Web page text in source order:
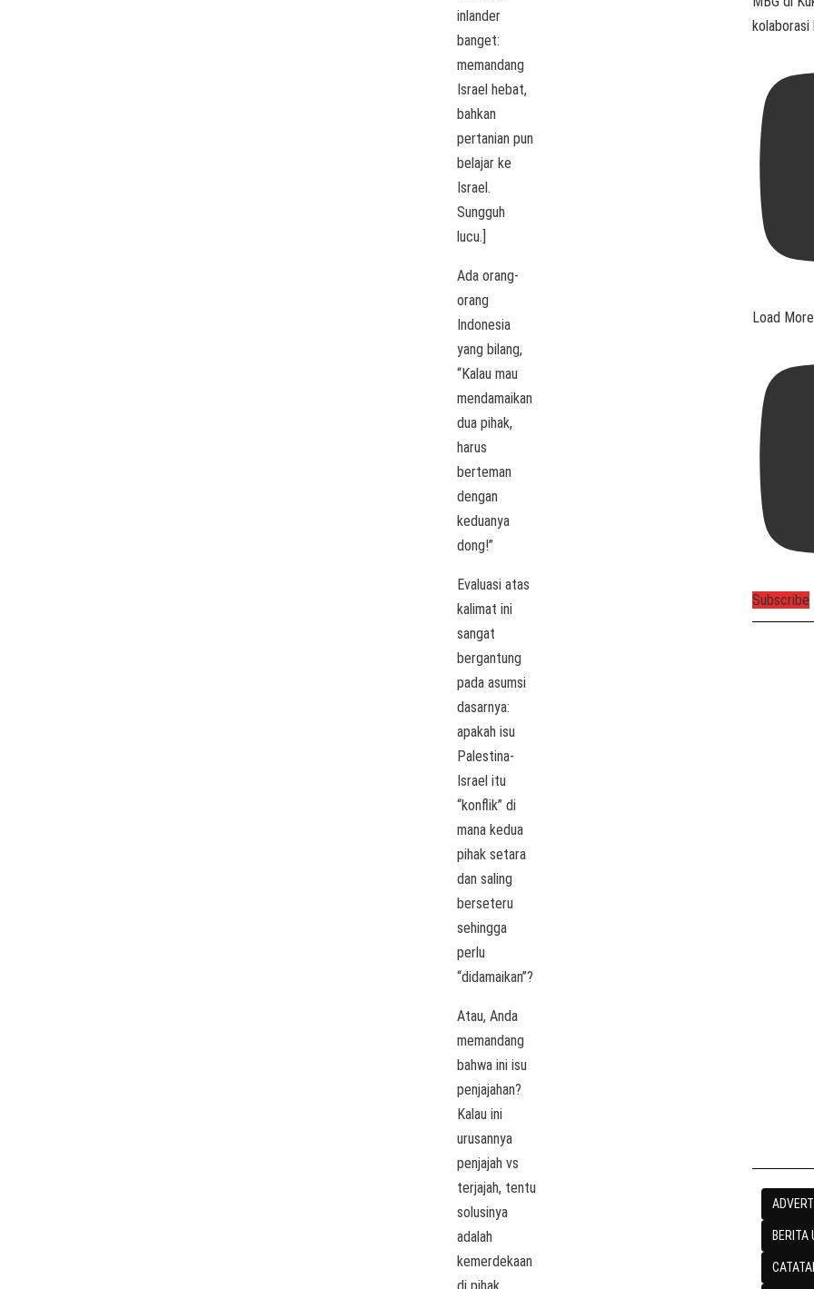
inlander
banget:
memandang
Israel hebat,
bahkan
pertanian pun
belajar ke
Israel.
Sungguh
lucu.]
Ada orang-
orang
Indonesia
yang bilang,
“Kalau mau
mendamaikan
dua pihak,
harus
berteman
dengan
keduanya
dong!”
Evaluasi atas
kalimat ini
sangat
bergantung
pada asumsi
dasarnya:
apakah isu
Palestina-
Israel itu
“konflik” di
mana kedua
pihak setara
dan saling
berseteru
sehingga
perlu
“didamaikan”?
Atau, Anda
memandang
bahwa ini isu
penjajahan?
Kalau ini
urusannya
penjajah vs
terjajah, tentu
solusinya
adalah
kemerdekaan
Load
Subscribe
BERITA